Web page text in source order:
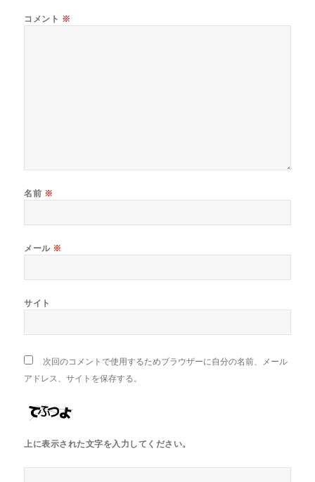
コメント ※
名前 ※
メール ※
サイト
次回のコメントで使用するためブラウザーに自分の名前、メール
アドレス、サイトを保存する。
上に表示された文字を入力してください。